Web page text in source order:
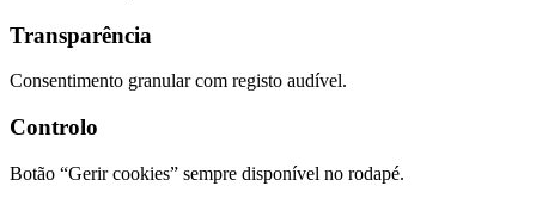
Transparência
Consentimento granular com registo audível.
Controlo
Botão “Gerir cookies” sempre disponível no rodapé.